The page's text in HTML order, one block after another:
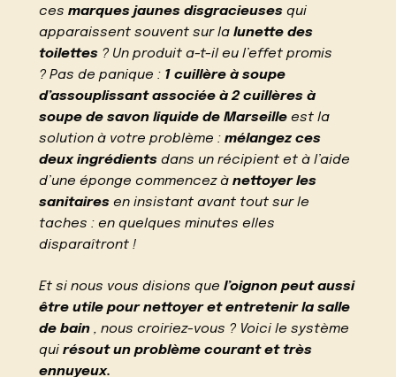
cesmarques jaunes disgracieuses qui
apparaissent souvent sur lalunette des
toilettes ? Un produit a-t-il eu l’effet promis
? Pas de panique : 1 cuillère à soupe
d’assouplissant associée à 2 cuillères à
soupe de savon liquide de Marseille est la
solution à votre problème :mélangez ces
deux ingrédients dans un récipient et à l’aide
d’une éponge commencez ànettoyer les
sanitaires en insistant avant tout sur le
taches : en quelques minutes elles
disparaîtront !
Et si nous vous disions quel’oignon peut aussi
être utile pour nettoyer et entretenir la salle
de bain , nous croiriez-vous ? Voici le système
quirésout un problème courant et très
ennuyeux.